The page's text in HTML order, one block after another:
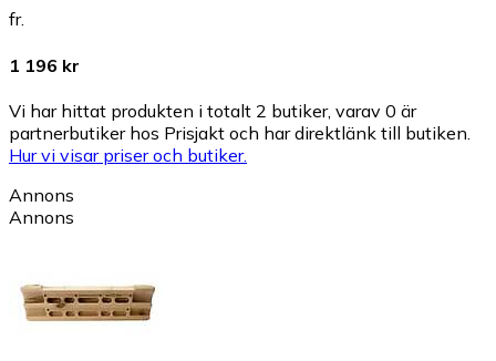
fr.
1 196 kr
Vi har hittat produkten i totalt 2 butiker, varav 0 är
partnerbutiker hos Prisjakt och har direktlänk till butiken.
Hur vi visar priser och butiker.
Annons
Annons